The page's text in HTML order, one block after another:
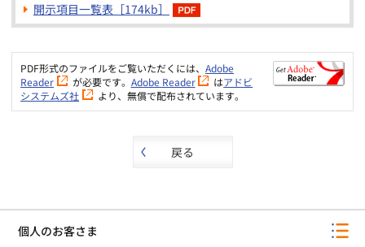
開示項目一覧表［174kb］
PDF形式のファイルをご覧いただくには、 Adobe
Reader
が必要です。 Adobe Reader はアドビ
システムズ社
より、無償で配布されています。
戻る
個人のお客さま